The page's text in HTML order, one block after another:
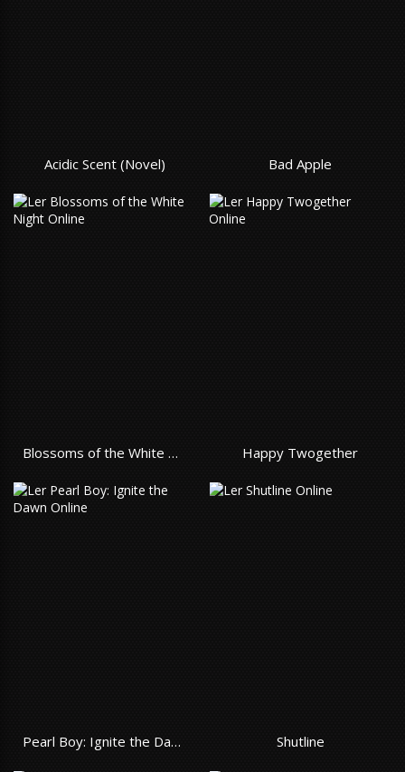
Acidic Scent (Novel) Bad Apple
Blossoms of the White Night Happy Twogether
Pearl Boy: Ignite the Dawn Shutline